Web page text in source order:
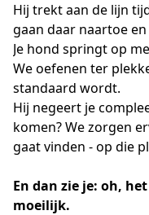
Hij trekt aan de lijn
gaan daar naartoe
Je hond springt op
We oefenen ter
standaard wordt.
Hij negeert je
komen? We zorgen
gaat vinden - op die
En dan zie je: oh,
moeilijk.